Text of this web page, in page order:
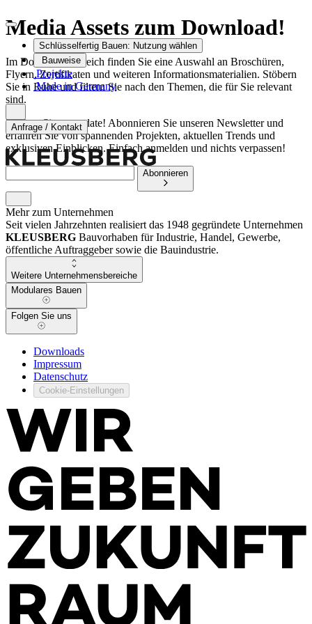
Schlüsselfertig Bauen: Nutzung wählen
Bauweise
Projekte
Made in Germany
Anfrage / Kontakt
Media Assets zum Download!
Im Download-Bereich finden Sie eine Auswahl an Broschüren,
Flyern, Zertifikaten und weiteren Informationsmaterialien. Stöbern
Sie in Ruhe und filtern Sie nach den Themen, die für Sie relevant
sind.
Bleiben Sie up to date! Abonnieren Sie unseren Newsletter und
erfahren Sie von spannenden Projekten, aktuellen Trends und
exklusiven Einblicken. Einfach anmelden und nichts verpassen!
Abonnieren
Mehr zum Unternehmen
Seit vielen Jahrzehnten realisiert das 1948 gegründete Unternehmen
KLEUSBERG Bauvorhaben für Industrie, Handel, Gewerbe,
öffentliche Auftraggeber sowie die Bauindustrie.
Weitere Unternehmensbereiche
Modulares Bauen
Folgen Sie uns
Downloads
Impressum
Datenschutz
Cookie-Einstellungen